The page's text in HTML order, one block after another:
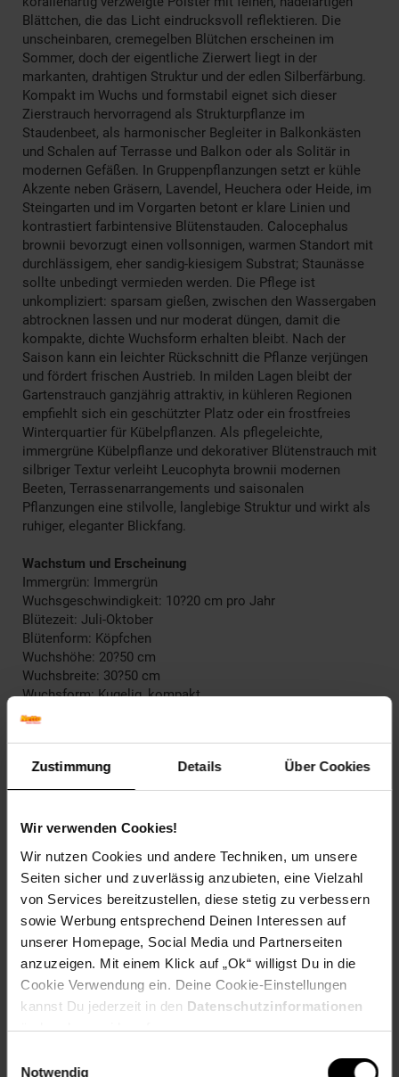
Zustimmung Details Über Cookies
Wir verwenden Cookies!
Wir nutzen Cookies und andere Techniken, um unsere
Seiten sicher und zuverlässig anzubieten, eine Vielzahl
von Services bereitzustellen, diese stetig zu verbessern
sowie Werbung entsprechend Deinen Interessen auf
unserer Homepage, Social Media und Partnerseiten
anzuzeigen. Mit einem Klick auf „Ok“ willigst Du in die
Cookie Verwendung ein. Deine Cookie-Einstellungen
kannst Du jederzeit in den Datenschutzinformationen
ändern bzw. widerrufen.
Notwendig
Blättchen, die das Licht eindrucksvoll reflektieren. Die
unscheinbaren, cremegelben Blütchen erscheinen im
Sommer, doch der eigentliche Zierwert liegt in der
markanten, drahtigen Struktur und der edlen Silberfärbung.
Kompakt im Wuchs und formstabil eignet sich dieser
Zierstrauch hervorragend als Strukturpflanze im
Staudenbeet, als harmonischer Begleiter in Balkonkästen
und Schalen auf Terrasse und Balkon oder als Solitär in
modernen Gefäßen. In Gruppenpflanzungen setzt er kühle
Akzente neben Gräsern, Lavendel, Heuchera oder Heide, im
Steingarten und im Vorgarten betont er klare Linien und
kontrastiert farbintensive Blütenstauden. Calocephalus
brownii bevorzugt einen vollsonnigen, warmen Standort mit
durchlässigem, eher sandig-kiesigem Substrat; Staunässe
sollte unbedingt vermieden werden. Die Pflege ist
unkompliziert: sparsam gießen, zwischen den Wassergaben
abtrocknen lassen und nur moderat düngen, damit die
kompakte, dichte Wuchsform erhalten bleibt. Nach der
Saison kann ein leichter Rückschnitt die Pflanze verjüngen
und fördert frischen Austrieb. In milden Lagen bleibt der
Gartenstrauch ganzjährig attraktiv, in kühleren Regionen
empfiehlt sich ein geschützter Platz oder ein frostfreies
Winterquartier für Kübelpflanzen. Als pflegeleichte,
immergrüne Kübelpflanze und dekorativer Blütenstrauch mit
silbriger Textur verleiht Leucophyta brownii modernen
Beeten, Terrassenarrangements und saisonalen
Pflanzungen eine stilvolle, langlebige Struktur und wirkt als
ruhiger, eleganter Blickfang.
Wachstum und Erscheinung
Immergrün: Immergrün
Wuchsgeschwindigkeit: 10?20 cm pro Jahr
Blütezeit: Juli-Oktober
Blütenform: Köpfchen
Wuchshöhe: 20?50 cm
Wuchsbreite: 30?50 cm
Wuchsform: Kugelig, kompakt
Herbstfärbung: Verliert Laub ohne Färbung
Winterfarbe: Silbrig-grau
Geschmack: X
Standortempfehlung: Sonnig, gut durchlüftet
Pflegeaufwand: Mittel
Lichtbedarf: Sonnig-Halbschattig
Wasserbedarf: Mittel
Rückschnitt: Rückschnitt im Frühjahr
Schnittverträglichkeit: Schlecht
Bodenansprüche: sandig und gut durchlässig
Nährstoffgehalt: Gering
Frosthärte: bis -5 °C
Verwendung: Im Heidegarten,Als Grabbepflanzung,Im
Trockenblumen, Strukturpflanze